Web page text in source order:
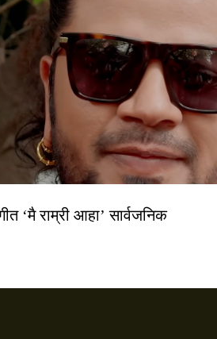
‘मै राम्री आहा’ सार्वजनिक